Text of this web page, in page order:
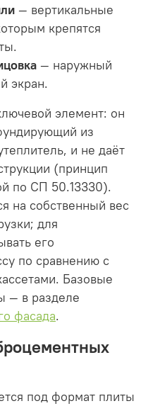
— вертикальные
крепятся
— наружный
экран.
элемент: он
из
и не даёт
(принцип
по СП 50.13330).
на собственный вес
для
его
по сравнению с
Базовые
— в разделе
фасада.
под формат плиты